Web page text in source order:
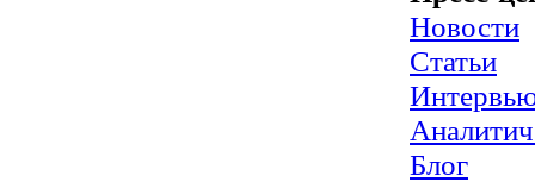
Новости
Статьи
Блог